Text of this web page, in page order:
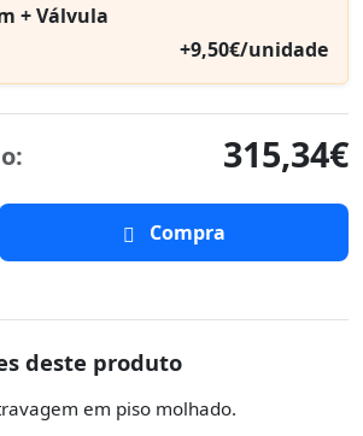
+ Válvula
+9,50€/unidade
315,34€
Compra
deste produto
em piso molhado.